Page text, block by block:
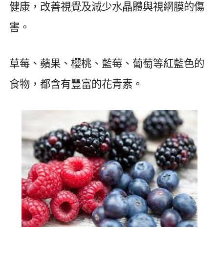
健康，改善視覺及減少水晶體與視網膜的傷
害。
草莓、蘋果、櫻桃、藍莓、葡萄等紅藍色的
食物，都含有豐富的花青素。